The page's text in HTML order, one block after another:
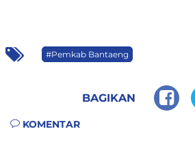
#Pemkab Bantaeng
BAGIKAN
KOMENTAR